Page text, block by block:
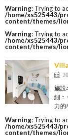
Warning: Trying to
/home/xs525443/
content/themes/
Warning: Trying to
/home/xs525443/
content/themes/
施設
細：
力的
Warning: Trying to
/home/xs525443/
content/themes/